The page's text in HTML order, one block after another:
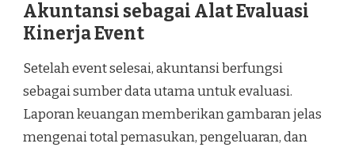
Akuntansi sebagai Alat Evaluasi
Kinerja Event
Setelah event selesai, akuntansi berfungsi
sebagai sumber data utama untuk evaluasi.
Laporan keuangan memberikan gambaran jelas
mengenai total pemasukan, pengeluaran, dan